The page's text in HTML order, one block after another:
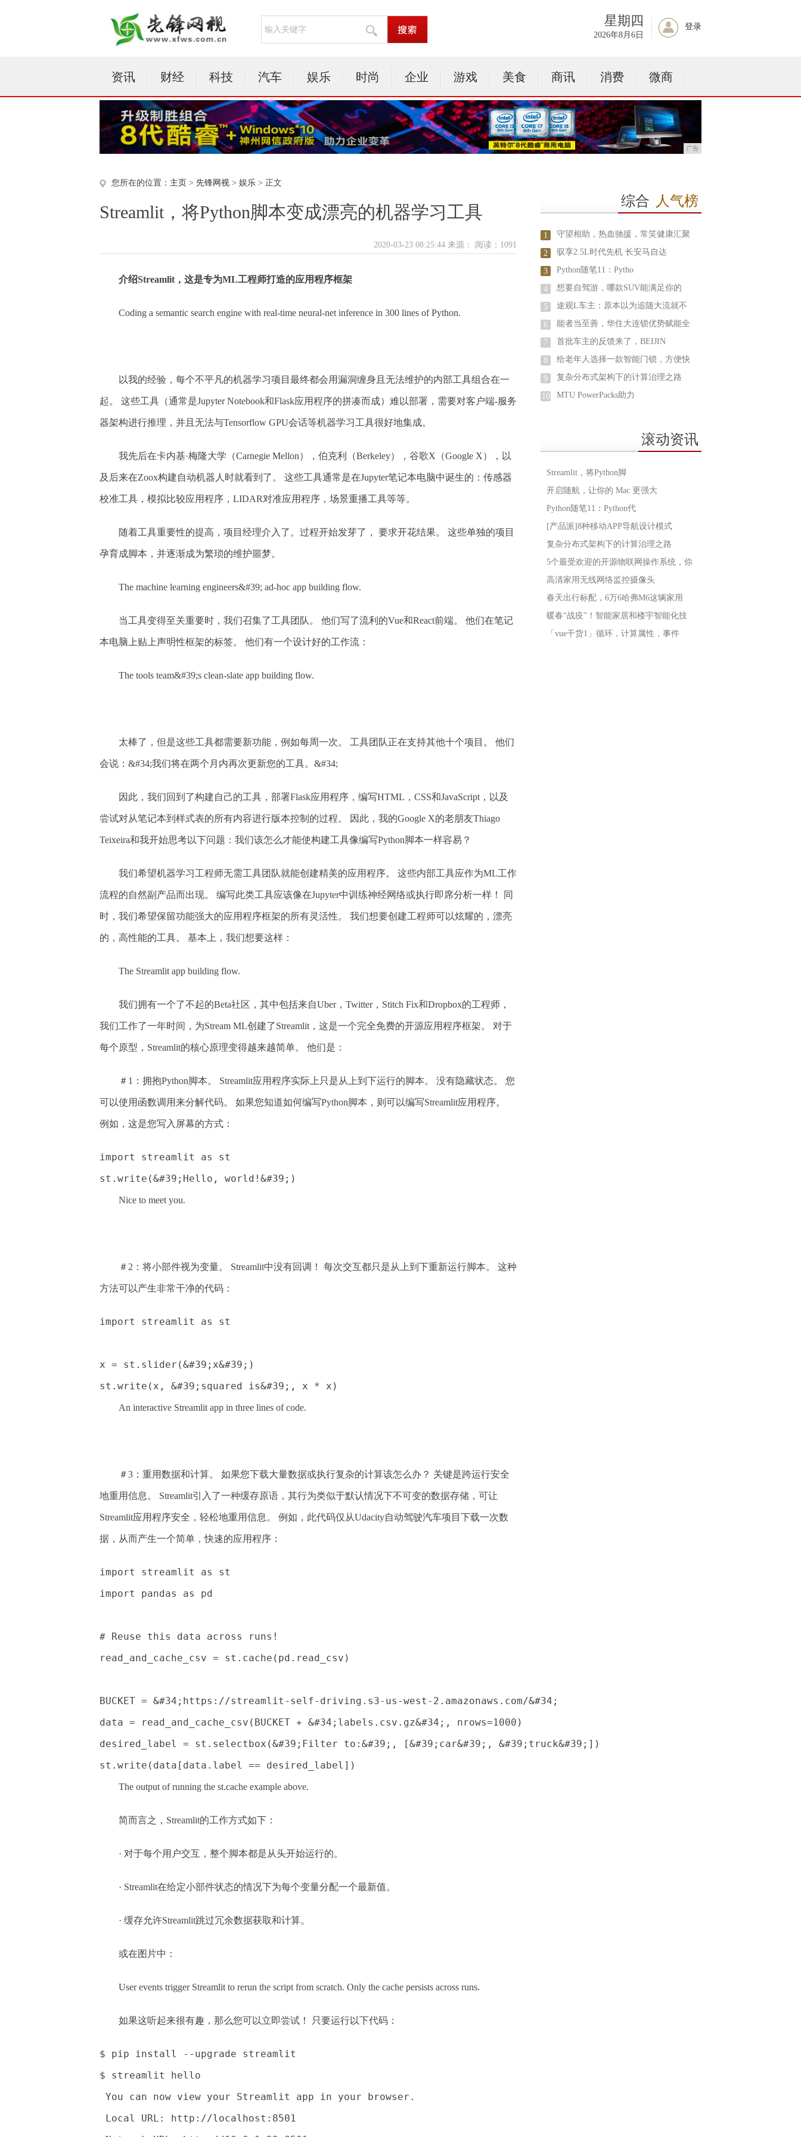
星期四
2026年8月6日
登录
资讯 财经 科技 汽车 娱乐 时尚 企业 游戏 美食 商讯 消费 微商
广告
您所在的位置： 主页 > 先锋网视 > 娱乐 > 正文
Streamlit，将Python脚本变成漂亮的机器学习工具
2020-03-23 08:25:44 来源： 阅读：1091
介绍Streamlit，这是专为ML工程师打造的应用程序框架
Coding a semantic search engine with real-time neural-net inference in 300 lines of Python.
以我的经验，每个不平凡的机器学习项目最终都会用漏洞缠身且无法维护的内部工具组合在一
起。 这些工具（通常是Jupyter Notebook和Flask应用程序的拼凑而成）难以部署，需要对客户端-服务
器架构进行推理，并且无法与Tensorflow GPU会话等机器学习工具很好地集成。
我先后在卡内基·梅隆大学（Carnegie Mellon），伯克利（Berkeley），谷歌X（Google X），以
及后来在Zoox构建自动机器人时就看到了。 这些工具通常是在Jupyter笔记本电脑中诞生的：传感器
校准工具，模拟比较应用程序，LIDAR对准应用程序，场景重播工具等等。
随着工具重要性的提高，项目经理介入了。过程开始发芽了， 要求开花结果。 这些单独的项目
孕育成脚本，并逐渐成为繁琐的维护噩梦。
The machine learning engineers&#39; ad-hoc app building flow.
当工具变得至关重要时，我们召集了工具团队。 他们写了流利的Vue和React前端。 他们在笔记
本电脑上贴上声明性框架的标签。 他们有一个设计好的工作流：
The tools team&#39;s clean-slate app building flow.
太棒了，但是这些工具都需要新功能，例如每周一次。 工具团队正在支持其他十个项目。 他们
会说：&#34;我们将在两个月内再次更新您的工具。&#34;
因此，我们回到了构建自己的工具，部署Flask应用程序，编写HTML，CSS和JavaScript，以及
尝试对从笔记本到样式表的所有内容进行版本控制的过程。 因此，我的Google X的老朋友Thiago
Teixeira和我开始思考以下问题：我们该怎么才能使构建工具像编写Python脚本一样容易？
我们希望机器学习工程师无需工具团队就能创建精美的应用程序。 这些内部工具应作为ML工作
流程的自然副产品而出现。 编写此类工具应该像在Jupyter中训练神经网络或执行即席分析一样！ 同
时，我们希望保留功能强大的应用程序框架的所有灵活性。 我们想要创建工程师可以炫耀的，漂亮
的，高性能的工具。 基本上，我们想要这样：
The Streamlit app building flow.
我们拥有一个了不起的Beta社区，其中包括来自Uber，Twitter，Stitch Fix和Dropbox的工程师，
我们工作了一年时间，为Stream ML创建了Streamlit，这是一个完全免费的开源应用程序框架。 对于
每个原型，Streamlit的核心原理变得越来越简单。 他们是：
＃1：拥抱Python脚本。 Streamlit应用程序实际上只是从上到下运行的脚本。 没有隐藏状态。 您
可以使用函数调用来分解代码。 如果您知道如何编写Python脚本，则可以编写Streamlit应用程序。
例如，这是您写入屏幕的方式：
import streamlit as st
st.write(&#39;Hello, world!&#39;)
Nice to meet you.
＃2：将小部件视为变量。 Streamlit中没有回调！ 每次交互都只是从上到下重新运行脚本。 这种
方法可以产生非常干净的代码：
import streamlit as st
x = st.slider(&#39;x&#39;)
st.write(x, &#39;squared is&#39;, x * x)
An interactive Streamlit app in three lines of code.
＃3：重用数据和计算。 如果您下载大量数据或执行复杂的计算该怎么办？ 关键是跨运行安全
地重用信息。 Streamlit引入了一种缓存原语，其行为类似于默认情况下不可变的数据存储，可让
Streamlit应用程序安全，轻松地重用信息。 例如，此代码仅从Udacity自动驾驶汽车项目下载一次数
据，从而产生一个简单，快速的应用程序：
import streamlit as st
import pandas as pd
# Reuse this data across runs!
read_and_cache_csv = st.cache(pd.read_csv)
BUCKET = &#34;https://streamlit-self-driving.s3-us-west-2.amazonaws.com/&#34;
data = read_and_cache_csv(BUCKET + &#34;labels.csv.gz&#34;, nrows=1000)
desired_label = st.selectbox(&#39;Filter to:&#39;, [&#39;car&#39;, &#39;truck&#39;])
st.write(data[data.label == desired_label])
The output of running the st.cache example above.
简而言之，Streamlit的工作方式如下：
· 对于每个用户交互，整个脚本都是从头开始运行的。
· Streamlit在给定小部件状态的情况下为每个变量分配一个最新值。
· 缓存允许Streamlit跳过冗余数据获取和计算。
或在图片中：
User events trigger Streamlit to rerun the script from scratch. Only the cache persists across runs.
如果这听起来很有趣，那么您可以立即尝试！ 只要运行以下代码：
$ pip install --upgrade streamlit
$ streamlit hello
You can now view your Streamlit app in your browser.
Local URL: http://localhost:8501
综合 人气榜
1 守望相助，热血驰援，常笑健康汇聚
2 驭享2.5L时代先机 长安马自达
3 Python随笔11：Pytho
4 想要自驾游，哪款SUV能满足你的
5 途观L车主：原本以为追随大流就不
6 能者当至善，华住大连锁优势赋能全
7 首批车主的反馈来了，BEIJIN
8 给老年人选择一款智能门锁，方便快
9 复杂分布式架构下的计算治理之路
10 MTU PowerPacks助力
滚动资讯
Streamlit，将Python脚
开启随航，让你的 Mac 更强大
Python随笔11：Python代
[产品派]8种移动APP导航设计模式
复杂分布式架构下的计算治理之路
5个最受欢迎的开源物联网操作系统，你
高清家用无线网络监控摄像头
春天出行标配，6万6哈弗M6这辆家用
暖春“战疫”！智能家居和楼宇智能化技
「vue干货1」循环，计算属性，事件